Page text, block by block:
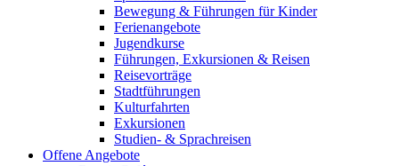
Bewegung & Führungen für Kinder
Ferienangebote
Jugendkurse
Führungen, Exkursionen & Reisen
Reisevorträge
Stadtführungen
Kulturfahrten
Exkursionen
Studien- & Sprachreisen
Offene Angebote